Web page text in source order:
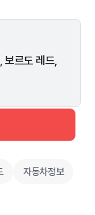
보르도 레드,
자동차정보